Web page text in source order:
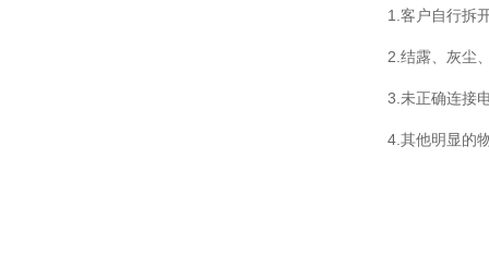
1.客户自行拆
2.结露、灰尘
3.未正确连接
4.其他明显的